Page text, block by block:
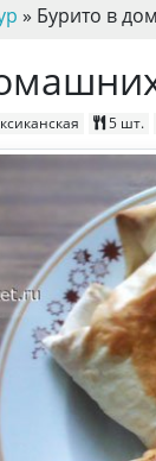
» Бурито в
5 шт.